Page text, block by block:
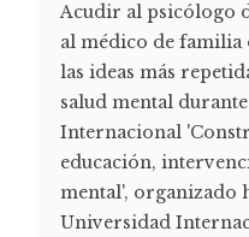
Acudir al psicólogo
al médico de familia
las ideas más
salud mental
Internacional
educación,
mental', organizado
Universidad